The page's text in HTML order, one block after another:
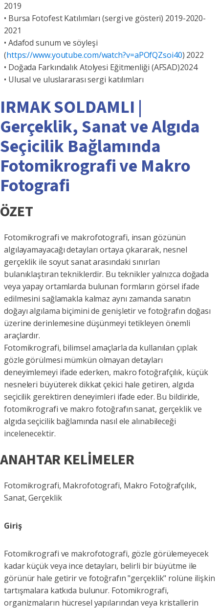
2019
• Bursa Fotofest Katılımları (sergi ve gösteri) 2019-2020-
2021
• Adafod sunum ve söyleşi
(https://www.youtube.com/watch?v=aPOfQZsoi40) 2022
• Doğada Farkındalık Atolyesi Eğitmenliği (AFSAD)2024
• Ulusal ve uluslararası sergi katılımları
IRMAK SOLDAMLI |
Gerçeklik, Sanat ve Algıda
Seçicilik Bağlamında
Fotomikrografi ve Makro
Fotografi
ÖZET
Fotomikrografi ve makrofotografi, insan gözünün
algılayamayacağı detayları ortaya çıkararak, nesnel
gerçeklik ile soyut sanat arasındaki sınırları
bulanıklaştıran tekniklerdir. Bu teknikler yalnızca doğada
veya yapay ortamlarda bulunan formların görsel ifade
edilmesini sağlamakla kalmaz aynı zamanda sanatın
doğayı algılama biçimini de genişletir ve fotoğrafın doğası
üzerine derinlemesine düşünmeyi tetikleyen önemli
araçlardır.
Fotomikrografi, bilimsel amaçlarla da kullanılan çıplak
gözle görülmesi mümkün olmayan detayları
deneyimlemeyi ifade ederken, makro fotoğrafçılık, küçük
nesneleri büyüterek dikkat çekici hale getiren, algıda
seçicilik gerektiren deneyimleri ifade eder. Bu bildiride,
fotomikrografi ve makro fotoğrafın sanat, gerçeklik ve
algıda seçicilik bağlamında nasıl ele alınabileceği
incelenecektir.
ANAHTAR KELİMELER
Fotomikrografi, Makrofotografi, Makro Fotoğrafçılık,
Sanat, Gerçeklik
Giriş
Fotomikrografi ve makrofotografi, gözle görülemeyecek
kadar küçük veya ince detayları, belirli bir büyütme ile
görünür hale getirir ve fotoğrafın "gerçeklik" rolüne ilişkin
tartışmalara katkıda bulunur. Fotomikrografi,
organizmaların hücresel yapılarından veya kristallerin